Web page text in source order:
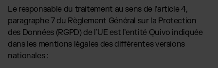
Amazon Fulfillment - FBM
Bilbee Fulfillment
Communiqués & Brand Assets
FAQ
Toutes les réponses concernant nos services
Le responsable du traitement au sens de l’article 4,
paragraphe 7 du Règlement Général sur la Protection
des Données (RGPD) de l’UE est l’entité Quivo indiquée
dans les mentions légales des différentes versions
nationales :